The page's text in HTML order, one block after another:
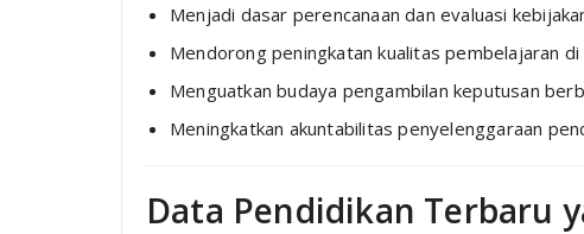
Menjadi dasar perencanaan dan evaluasi
Mendorong peningkatan kualitas pembelajaran
Menguatkan budaya pengambilan keputusan
Meningkatkan akuntabilitas penyelenggaraan
Data Pendidikan Terbaru